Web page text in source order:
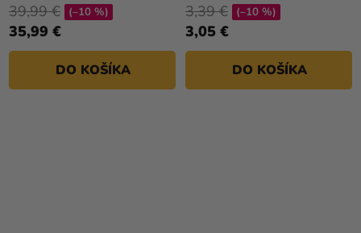
35,99 €
39,99 € (–10 %)
DO KOŠÍKA
3,05 €
3,39 € (–10 %)
DO KOŠÍKA